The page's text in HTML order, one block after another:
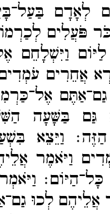
לְאָדָם
פֹּעֲלִים
וַיִּשְׁלָחֵם
אֲחֵרִים
גַּם בַּשָּׁעָה
וַיֵּצֵא
וַיֹּאמֶר
אֲלֵיהֶם לְכוּ